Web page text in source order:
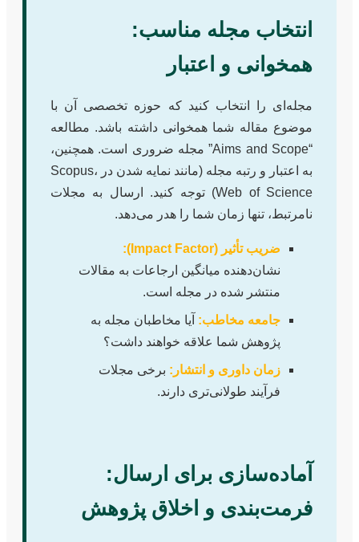
انتخاب مجله مناسب:
همخوانی و اعتبار
مجله‌ای را انتخاب کنید که حوزه تخصصی آن با
موضوع مقاله شما همخوانی داشته باشد. مطالعه
“Aims and Scope” مجله ضروری است. همچنین،
به اعتبار و رتبه مجله (مانند نمایه شدن در Scopus،
Web of Science) توجه کنید. ارسال به مجلات
نامرتبط، تنها زمان شما را هدر می‌دهد.
ضریب تأثیر (Impact Factor):
نشان‌دهنده میانگین ارجاعات به مقالات
منتشر شده در مجله است.
جامعه مخاطب: آیا مخاطبان مجله به
پژوهش شما علاقه خواهند داشت؟
زمان داوری و انتشار: برخی مجلات
فرآیند طولانی‌تری دارند.
آماده‌سازی برای ارسال:
فرمت‌بندی و اخلاق پژوهش